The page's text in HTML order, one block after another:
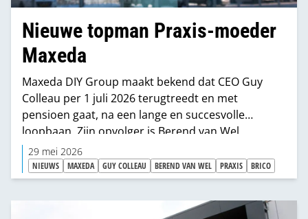
Nieuwe topman Praxis-moeder
Maxeda
Maxeda DIY Group maakt bekend dat CEO Guy
Colleau per 1 juli 2026 terugtreedt en met
pensioen gaat, na een lange en succesvolle
loopbaan. Zijn opvolger is Berend van Wel.
29 mei 2026
NIEUWS MAXEDA GUY COLLEAU BEREND VAN WEL PRAXIS BRICO